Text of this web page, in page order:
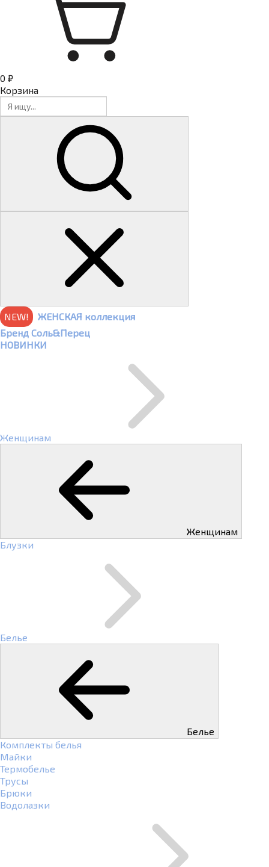
0 ₽
Корзина
NEW!
ЖЕНСКАЯ коллекция
Бренд Соль&Перец
НОВИНКИ
Женщинам
Женщинам
Блузки
Белье
Белье
Комплекты белья
Майки
Термобелье
Трусы
Брюки
Водолазки